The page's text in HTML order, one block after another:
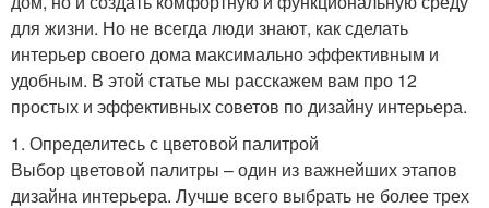
для жизни. Но не всегда люди знают, как сделать
интерьер своего дома максимально эффективным и
удобным. В этой статье мы расскажем вам про 12
простых и эффективных советов по дизайну интерьера.
1. Определитесь с цветовой палитрой
Выбор цветовой палитры – один из важнейших этапов
дизайна интерьера. Лучше всего выбрать не более трех